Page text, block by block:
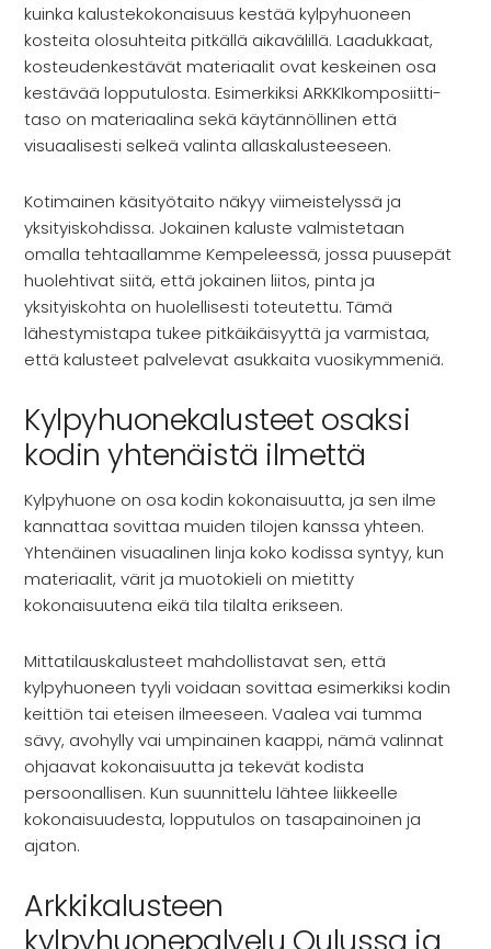
kuinka kalustekokonaisuus kestää kylpyhuoneen
kosteita olosuhteita pitkällä aikavälillä. Laadukkaat,
kosteudenkestävät materiaalit ovat keskeinen osa
kestävää lopputulosta. Esimerkiksi ARKKIkomposiitti-
taso on materiaalina sekä käytännöllinen että
visuaalisesti selkeä valinta allaskalusteeseen.
Kotimainen käsityötaito näkyy viimeistelyssä ja
yksityiskohdissa. Jokainen kaluste valmistetaan
omalla tehtaallamme Kempeleessä, jossa puusepät
huolehtivat siitä, että jokainen liitos, pinta ja
yksityiskohta on huolellisesti toteutettu. Tämä
lähestymistapa tukee pitkäikäisyyttä ja varmistaa,
että kalusteet palvelevat asukkaita vuosikymmeniä.
Kylpyhuonekalusteet osaksi
kodin yhtenäistä ilmettä
Kylpyhuone on osa kodin kokonaisuutta, ja sen ilme
kannattaa sovittaa muiden tilojen kanssa yhteen.
Yhtenäinen visuaalinen linja koko kodissa syntyy, kun
materiaalit, värit ja muotokieli on mietitty
kokonaisuutena eikä tila tilalta erikseen.
Mittatilauskalusteet mahdollistavat sen, että
kylpyhuoneen tyyli voidaan sovittaa esimerkiksi kodin
keittiön tai eteisen ilmeeseen. Vaalea vai tumma
sävy, avohylly vai umpinainen kaappi, nämä valinnat
ohjaavat kokonaisuutta ja tekevät kodista
persoonallisen. Kun suunnittelu lähtee liikkeelle
kokonaisuudesta, lopputulos on tasapainoinen ja
ajaton.
Arkkikalusteen